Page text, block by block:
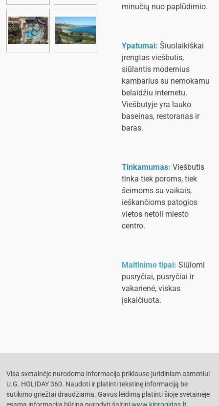
minučių nuo paplūdimio.
Ypatumai: Šiuolaikiškai
įrengtas viešbutis,
siūlantis modernius
kambarius su nemokamu
belaidžiu internetu.
Viešbutyje yra lauko
baseinas, restoranas ir
baras.
Tinkamumas: Viešbutis
tinka tiek poroms, tiek
šeimoms su vaikais,
ieškančioms patogios
vietos netoli miesto
centro.
Maitinimo tipai: Siūlomi
pusryčiai, pusryčiai ir
vakarienė, viskas
įskaičiuota.
Visa svetainėje nurodoma informacija priklauso juridiniam asmeniui
U.G. HOLIDAY 360. Naudoti ir platinti tekstinę informaciją be
sutikimo griežtai draudžiama. Gavus leidimą platinti šioje svetainėje